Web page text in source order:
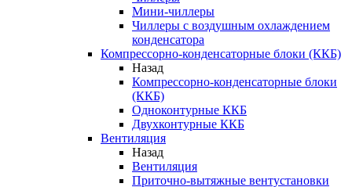
Мини-чиллеры
Чиллеры с воздушным охлаждением
конденсатора
Компрессорно-конденсаторные блоки (ККБ)
Назад
Компрессорно-конденсаторные блоки
(ККБ)
Одноконтурные ККБ
Двухконтурные ККБ
Вентиляция
Назад
Вентиляция
Приточно-вытяжные вентустановки